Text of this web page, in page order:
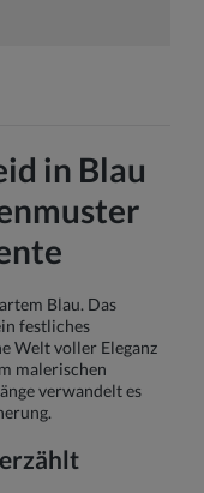
in Blau
Blau. Das
festliches
Welt voller Eleganz
malerischen
verwandelt es